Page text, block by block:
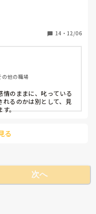
で皆様の周りであっ
たいです。
ことは、0歳児の着て
させたこと。（ロンパ
らどうするんだ‥）
14 ・ 12/06
の他の職場
情のままに、叱っている
るのかは別として、見
す。
る
次へ